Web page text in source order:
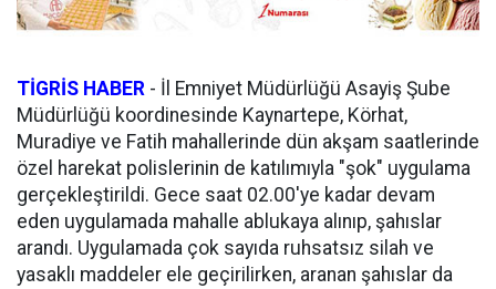
TİGRİS HABER - İl Emniyet Müdürlüğü Asayiş Şube
Müdürlüğü koordinesinde Kaynartepe, Körhat,
Muradiye ve Fatih mahallerinde dün akşam saatlerinde
özel harekat polislerinin de katılımıyla "şok" uygulama
gerçekleştirildi. Gece saat 02.00'ye kadar devam
eden uygulamada mahalle ablukaya alınıp, şahıslar
arandı. Uygulamada çok sayıda ruhsatsız silah ve
yasaklı maddeler ele geçirilirken, aranan şahıslar da